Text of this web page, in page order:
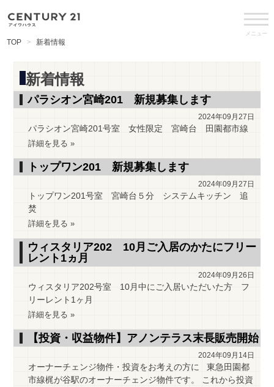
メニュー
TOP 新着情報
新着情報
パラシオン宮崎201 新規募集します
2024年09月27日
パラシオン宮崎201号室 女性限定 宮崎台 田園都市線
詳細を見る »
トップワン201 新規募集します
2024年09月27日
トップワン201号室 宮崎台５分 システムキッチン 追
焚
詳細を見る »
ウィスタリア202 10月ご入居のかたにフリー
レント1ヵ月
2024年09月26日
ウィスタリア202号室 10月中にご入居いただいた方 フ
リーレント1ヶ月
詳細を見る »
【投資・収益物件】アノンテラス末長販売開始
2024年09月14日
オーナーチェンジ物件・投資をお考えの方に 東急田園都
市線梶が谷駅のオーナーチェンジ物件です。 これから投資